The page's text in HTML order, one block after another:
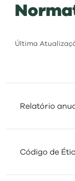
Última
Relatório
Código de